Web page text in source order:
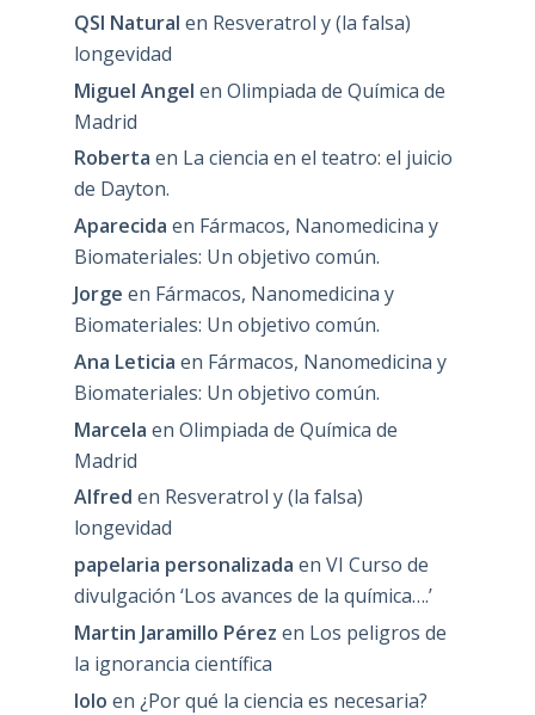
QSI Natural en Resveratrol y (la falsa)
longevidad
Miguel Angel en Olimpiada de Química de
Madrid
Roberta en La ciencia en el teatro: el juicio
de Dayton.
Aparecida en Fármacos, Nanomedicina y
Biomateriales: Un objetivo común.
Jorge en Fármacos, Nanomedicina y
Biomateriales: Un objetivo común.
Ana Leticia en Fármacos, Nanomedicina y
Biomateriales: Un objetivo común.
Marcela en Olimpiada de Química de
Madrid
Alfred en Resveratrol y (la falsa)
longevidad
papelaria personalizada en VI Curso de
divulgación ‘Los avances de la química….’
Martin Jaramillo Pérez en Los peligros de
la ignorancia científica
lolo en ¿Por qué la ciencia es necesaria?